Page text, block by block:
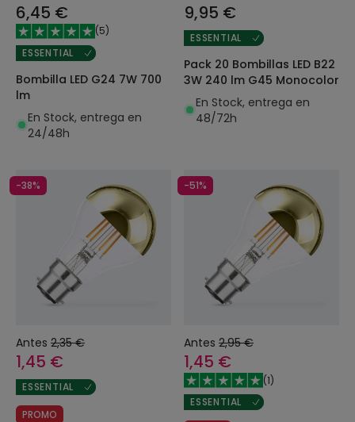
6,45 €
(5)
ESSENTIAL
Bombilla LED G24 7W 700
lm
En Stock, entrega en
24/48h
9,95 €
ESSENTIAL
Pack 20 Bombillas LED B22
3W 240 lm G45 Monocolor
En Stock, entrega en
48/72h
-38%
Antes 2,35 €
1,45 €
ESSENTIAL
PROMO
-51%
Antes 2,95 €
1,45 €
(1)
ESSENTIAL